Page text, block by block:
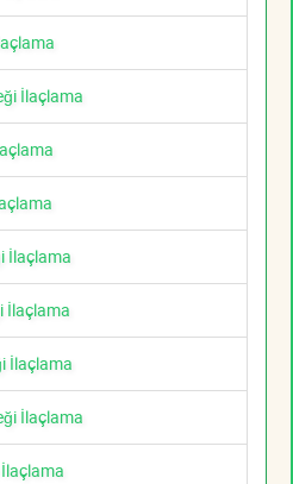
İlaçlama
İlaçlama
İlaçlama
İlaçlama
İlaçlama